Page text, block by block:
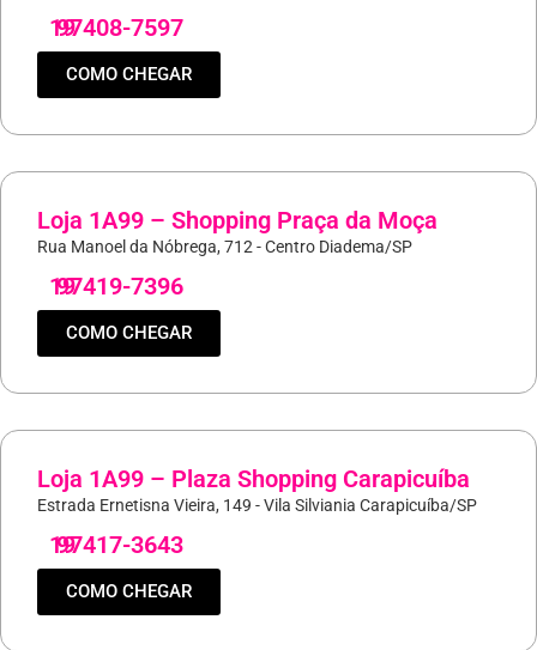
19
97408-7597
COMO CHEGAR
Loja 1A99 – Shopping Praça da Moça
Rua Manoel da Nóbrega, 712 - Centro Diadema/SP
19
97419-7396
COMO CHEGAR
Loja 1A99 – Plaza Shopping Carapicuíba
Estrada Ernetisna Vieira, 149 - Vila Silviania Carapicuíba/SP
19
97417-3643
COMO CHEGAR